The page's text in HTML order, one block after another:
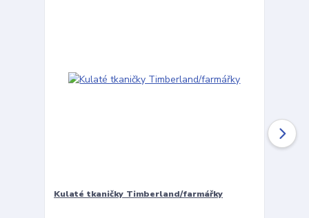
Kulaté tkaničky Timberland/farmářky